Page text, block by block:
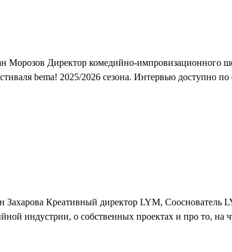
Морозов Директор комедийно-импровизационного
bema! 2025/2026 сезона. Интервью доступно
Креативный директор LYM,
индустрии, о собственных проектах и про то, на